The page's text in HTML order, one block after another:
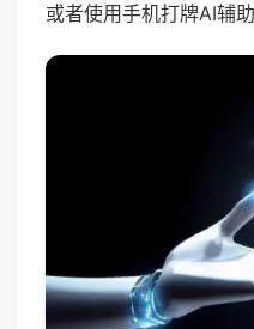
或者使用手机打牌AI辅